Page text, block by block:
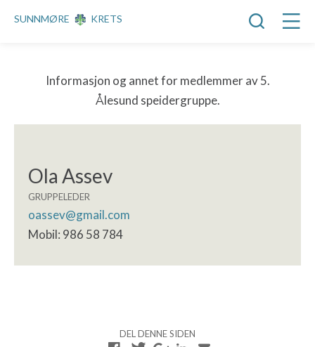
SUNNMØRE KRETS
Informasjon og annet for medlemmer av 5.
Ålesund speidergruppe.
Ola Assev
GRUPPELEDER
oassev@gmail.com
Mobil: 986 58 784
DEL DENNE SIDEN